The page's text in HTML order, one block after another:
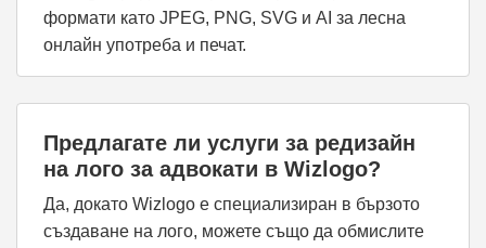
формати като JPEG, PNG, SVG и AI за лесна
онлайн употреба и печат.
Предлагате ли услуги за редизайн
на лого за адвокати в Wizlogo?
Да, докато Wizlogo е специализиран в бързото
създаване на лого, можете също да обмислите